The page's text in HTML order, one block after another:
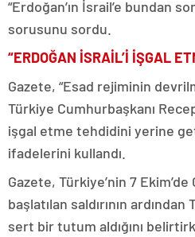
“Erdoğan’ın İsrail’e bundan
sorusunu sordu.
“ERDOĞAN İSRAİL’İ İŞGAL
Gazete, “Esad rejiminin
Türkiye Cumhurbaşkanı
işgal etme tehdidini yerine
ifadelerini kullandı.
Gazete, Türkiye’nin 7 Ekim’de
başlatılan saldırının ardından
sert bir tutum aldığını